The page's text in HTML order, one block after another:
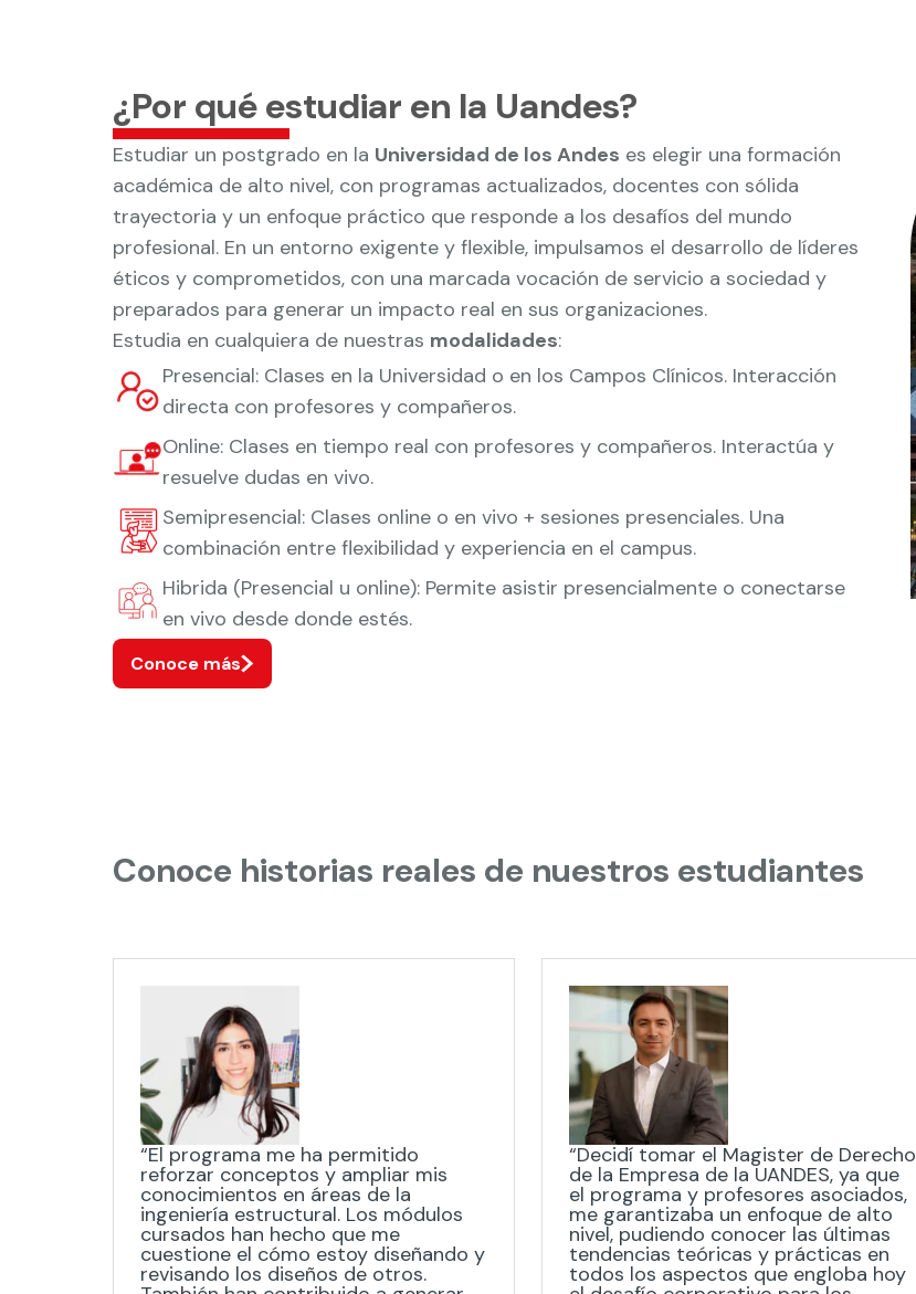
¿Por qué estudiar en la Uandes?
Estudiar un postgrado en la Universidad de los Andes es elegir una formación
académica de alto nivel, con programas actualizados, docentes con sólida
trayectoria y un enfoque práctico que responde a los desafíos del mundo
profesional. En un entorno exigente y flexible, impulsamos el desarrollo de líderes
éticos y comprometidos, con una marcada vocación de servicio a sociedad y
preparados para generar un impacto real en sus organizaciones.
Estudia en cualquiera de nuestras modalidades:
Presencial: Clases en la Universidad o en los Campos Clínicos. Interacción
directa con profesores y compañeros.
Online: Clases en tiempo real con profesores y compañeros. Interactúa y
resuelve dudas en vivo.
Semipresencial: Clases online o en vivo + sesiones presenciales. Una
combinación entre flexibilidad y experiencia en el campus.
Hibrida (Presencial u online): Permite asistir presencialmente o conectarse
en vivo desde donde estés.
Conoce más
Conoce historias reales de nuestros estudiantes
“El programa me ha permitido
reforzar conceptos y ampliar mis
conocimientos en áreas de la
ingeniería estructural. Los módulos
cursados han hecho que me
cuestione el cómo estoy diseñando y
revisando los diseños de otros.
“Decidí tomar el Magister de Derecho
de la Empresa de la UANDES, ya que
el programa y profesores asociados,
me garantizaba un enfoque de alto
nivel, pudiendo conocer las últimas
tendencias teóricas y prácticas en
todos los aspectos que engloba hoy